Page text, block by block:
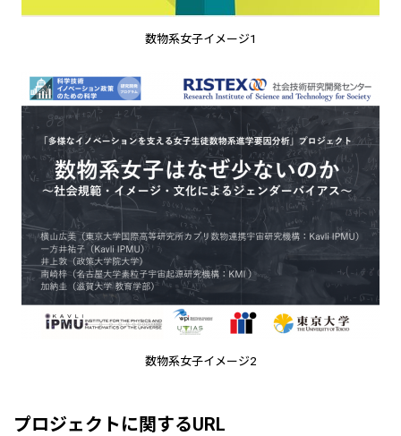
数物系女子イメージ1
数物系女子イメージ2
プロジェクトに関するURL